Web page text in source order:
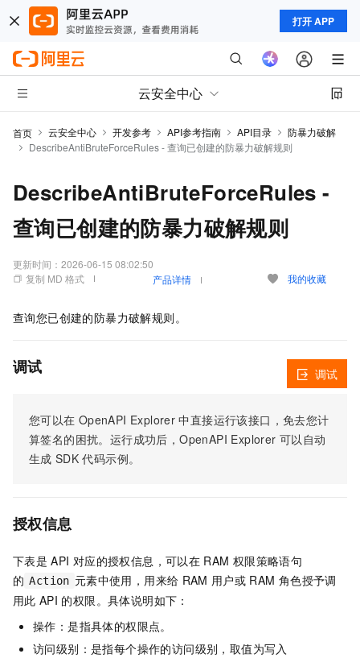
打开 APP
云安全中心
首页 云安全中心 开发参考 API参考指南 API目录
防暴力破解
DescribeAntiBruteForceRules - 查询已创建的防暴力破解规则
DescribeAntiBruteForceRules -
查询已创建的防暴力破解规则
更新时间： 2026-06-15 08:02:50
复制 MD 格式
产品详情 我的收藏
查询您已创建的防暴力破解规则。
调试
您可以在 OpenAPI Explorer 中直接运行该接口，免去您计
算签名的困扰。运行成功后，OpenAPI Explorer 可以自动
生成 SDK 代码示例。
调试
授权信息
下表是 API 对应的授权信息，可以在 RAM 权限策略语句
的 Action 元素中使用，用来给 RAM 用户或 RAM 角色授予调
用此 API 的权限。具体说明如下：
操作：是指具体的权限点。
访问级别：是指每个操作的访问级别，取值为写入